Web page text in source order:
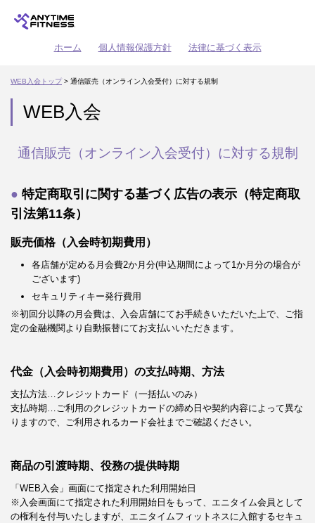
ホーム 個人情報保護方針 法律に基づく表示
WEB入会トップ> 通信販売（オンライン入会受付）に対する規制
WEB入会
通信販売（オンライン入会受付）に対する規制
特定商取引に関する基づく広告の表示（特定商取
引法第11条）
販売価格（入会時初期費用）
各店舗が定める月会費2か月分(申込期間によって1か月分の場合が
ございます)
セキュリティキー発行費用
※初回分以降の月会費は、入会店舗にてお手続きいただいた上で、ご指
定の金融機関より自動振替にてお支払いいただきます。
代金（入会時初期費用）の支払時期、方法
支払方法…クレジットカード（一括払いのみ）
支払時期…ご利用のクレジットカードの締め日や契約内容によって異な
りますので、ご利用されるカード会社までご確認ください。
商品の引渡時期、役務の提供時期
「WEB入会」画面にて指定された利用開始日
※入会画面にて指定された利用開始日をもって、エニタイム会員として
の権利を付与いたしますが、エニタイムフィットネスに入館するセキュ